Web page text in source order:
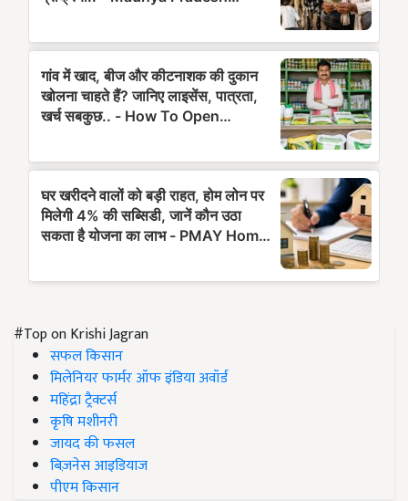
#Top on Krishi Jagran
सफल किसान
मिलेनियर फार्मर ऑफ इंडिया अवॉर्ड
महिंद्रा ट्रैक्टर्स
कृषि मशीनरी
जायद की फसल
बिज़नेस आइडियाज
पीएम किसान